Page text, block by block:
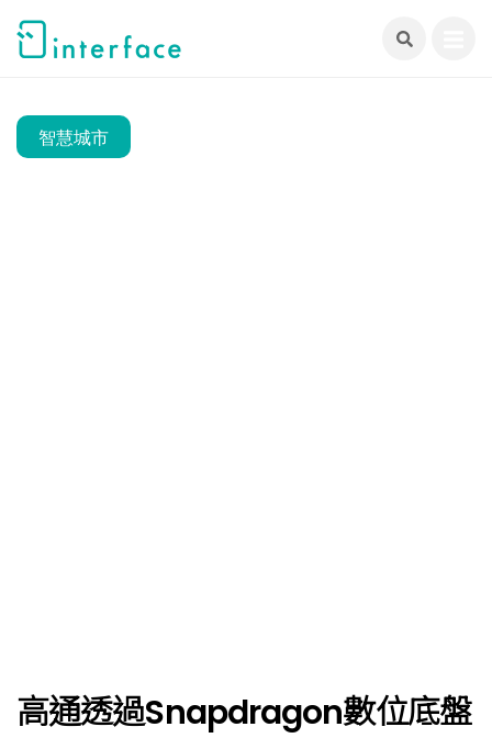
智慧城市
高通透過Snapdragon數位底盤